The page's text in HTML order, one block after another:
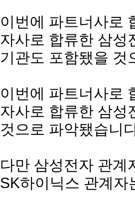
이번에 파트너사로
자사로 합류한 삼성
기관도 포함됐을 것
이번에 파트너사로
자사로 합류한 삼성
것으로 파악됐습니
다만 삼성전자 관계
SK하이닉스 관계자